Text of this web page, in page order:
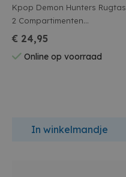
Kpop Demon Hunters Rugtas
2 Compartimenten
41x31x15cm
€ 24,95
Online op voorraad
In winkelmandje